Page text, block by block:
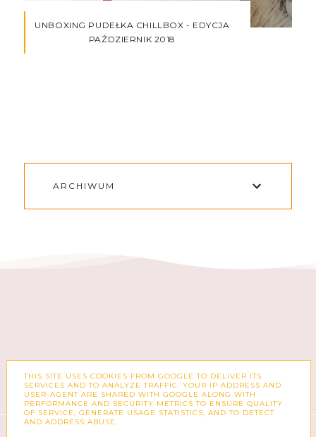
UNBOXING PUDEŁKA CHILLBOX - EDYCJA
PAŹDZIERNIK 2018
ARCHIWUM
FACEBOOK INSTAGRAM
THIS SITE USES COOKIES FROM GOOGLE TO DELIVER ITS
SERVICES AND TO ANALYZE TRAFFIC. YOUR IP ADDRESS AND
USER-AGENT ARE SHARED WITH GOOGLE ALONG WITH
PERFORMANCE AND SECURITY METRICS TO ENSURE QUALITY
OF SERVICE, GENERATE USAGE STATISTICS, AND TO DETECT
AND ADDRESS ABUSE.